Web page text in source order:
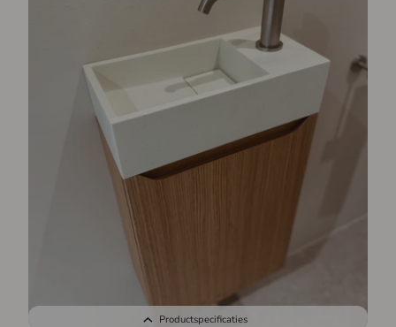
Productspecificaties